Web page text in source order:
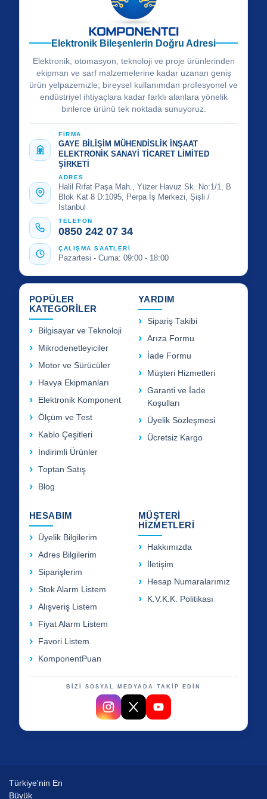
Elektronik Bileşenlerin Doğru Adresi
Elektronik, otomasyon, teknoloji ve proje ürünlerinden
ekipman ve sarf malzemelerine kadar uzanan geniş
ürün yelpazemizle; bireysel kullanımdan profesyonel ve
endüstriyel ihtiyaçlara kadar farklı alanlara yönelik
binlerce ürünü tek noktada sunuyoruz.
FİRMA
GAYE BİLİŞİM MÜHENDİSLİK İNŞAAT
ELEKTRONİK SANAYİ TİCARET LİMİTED
ŞİRKETİ
ADRES
Halil Rıfat Paşa Mah., Yüzer Havuz Sk. No:1/1, B
Blok Kat 8 D:1095, Perpa İş Merkezi, Şişli /
İstanbul
TELEFON
0850 242 07 34
ÇALIŞMA SAATLERİ
Pazartesi - Cuma: 09:00 - 18:00
POPÜLER
KATEGORİLER
Bilgisayar ve Teknoloji
Mikrodenetleyiciler
Motor ve Sürücüler
Havya Ekipmanları
Elektronik Komponent
Ölçüm ve Test
Kablo Çeşitleri
İndirimli Ürünler
Toptan Satış
Blog
YARDIM
Sipariş Takibi
Arıza Formu
İade Formu
Müşteri Hizmetleri
Garanti ve İade
Koşulları
Üyelik Sözleşmesi
Ücretsiz Kargo
HESABIM
Üyelik Bilgilerim
Adres Bilgilerim
Siparişlerim
Stok Alarm Listem
Alışveriş Listem
Fiyat Alarm Listem
Favori Listem
KomponentPuan
MÜŞTERİ
HİZMETLERİ
Hakkımızda
İletişim
Hesap Numaralarımız
K.V.K.K. Politikası
BİZİ SOSYAL MEDYADA TAKİP EDİN
Türkiye'nin En
Büyük